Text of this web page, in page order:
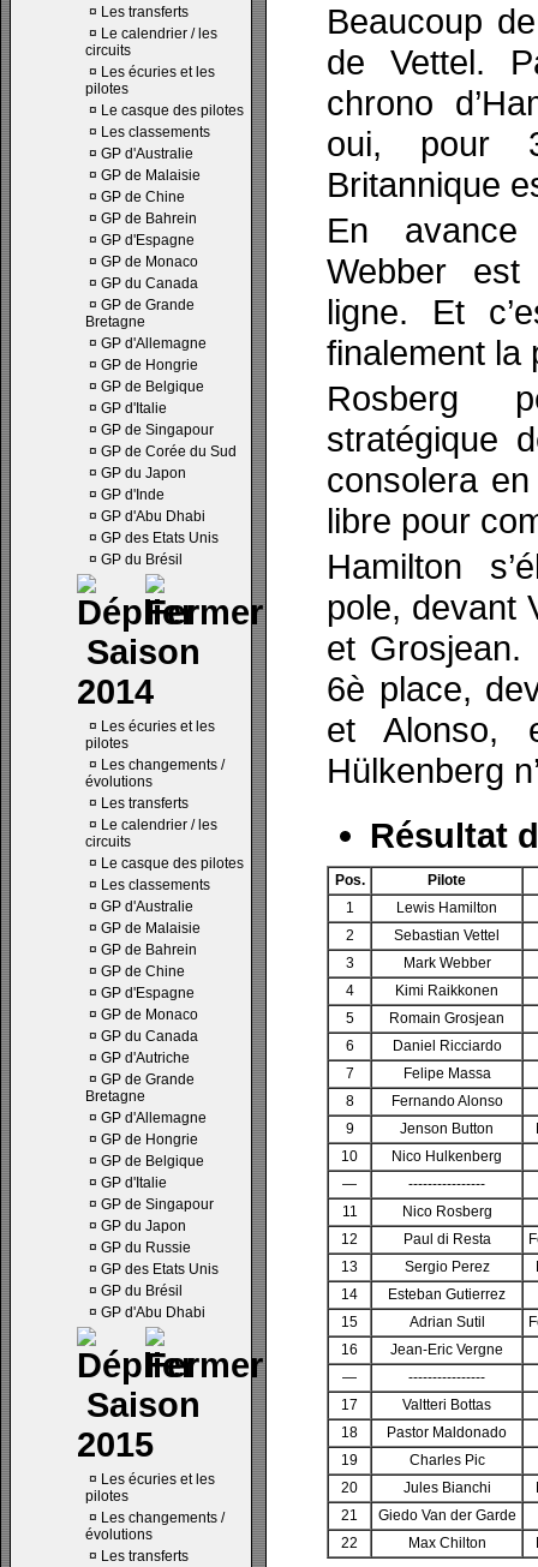
¤ Les transferts
¤ Le calendrier / les
circuits
¤ Les écuries et les
pilotes
¤ Le casque des pilotes
¤ Les classements
¤ GP d'Australie
¤ GP de Malaisie
¤ GP de Chine
¤ GP de Bahrein
¤ GP d'Espagne
¤ GP de Monaco
¤ GP du Canada
¤ GP de Grande
Bretagne
¤ GP d'Allemagne
¤ GP de Hongrie
¤ GP de Belgique
¤ GP d'Italie
¤ GP de Singapour
¤ GP de Corée du Sud
¤ GP du Japon
¤ GP d'Inde
¤ GP d'Abu Dhabi
¤ GP des Etats Unis
¤ GP du Brésil
Saison
2014
¤ Les écuries et les
pilotes
¤ Les changements /
évolutions
¤ Les transferts
¤ Le calendrier / les
circuits
¤ Le casque des pilotes
¤ Les classements
¤ GP d'Australie
¤ GP de Malaisie
¤ GP de Bahrein
¤ GP de Chine
¤ GP d'Espagne
¤ GP de Monaco
¤ GP du Canada
¤ GP d'Autriche
¤ GP de Grande
Bretagne
¤ GP d'Allemagne
¤ GP de Hongrie
¤ GP de Belgique
¤ GP d'Italie
¤ GP de Singapour
¤ GP du Japon
¤ GP du Russie
¤ GP des Etats Unis
¤ GP du Brésil
¤ GP d'Abu Dhabi
Saison
2015
¤ Les écuries et les
pilotes
¤ Les changements /
évolutions
¤ Les transferts
Beaucoup
de Vettel.
chrono
oui, pour
Britannique
En avance
Webber
ligne. Et
finalement la
Rosberg
stratégique
consolera
libre pour
Hamilton
pole, devant
et Grosjean.
6è place,
et Alonso,
Hülkenberg
Résultat
Pos.
Pilote
1
Lewis Hamilton
2
Sebastian Vettel
3
Mark Webber
4
Kimi Raikkonen
5
Romain Grosjean
6
Daniel Ricciardo
7
Felipe Massa
8
Fernando Alonso
9
Jenson Button
10
Nico Hulkenberg
—
----------------
11
Nico Rosberg
12
Paul di Resta
13
Sergio Perez
14
Esteban Gutierrez
15
Adrian Sutil
16
Jean-Eric Vergne
—
----------------
17
Valtteri Bottas
18
Pastor Maldonado
19
Charles Pic
20
Jules Bianchi
21
Giedo Van der Garde
22
Max Chilton